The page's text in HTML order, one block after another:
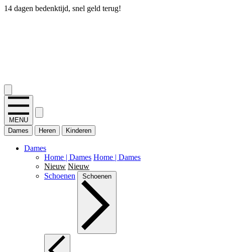
14 dagen bedenktijd, snel geld terug!
MENU
Dames
Heren Kinderen
Dames
Home | Dames Home | Dames
Nieuw Nieuw
Schoenen
Schoenen